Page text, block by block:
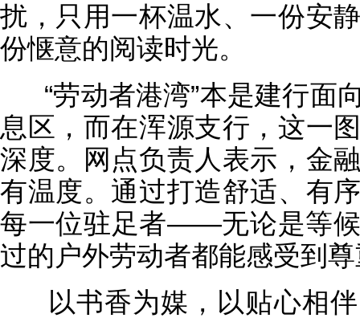
扰，只用一杯温水、一份安
份惬意的阅读时光。
“劳动者港湾”本是建行面
息区，而在浑源支行，这一
深度。网点负责人表示，金
有温度。通过打造舒适、有
每一位驻足者——无论是等
过的户外劳动者都能感受到
以书香为媒，以贴心相伴